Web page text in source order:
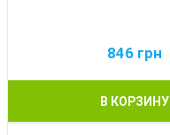
846 грн
В КОРЗИНУ